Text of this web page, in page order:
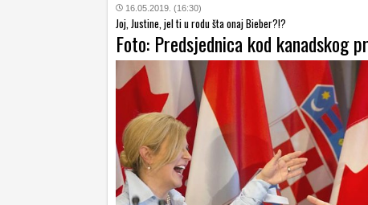
16.05.2019. (16:30)
Joj, Justine, jel ti u rodu šta onaj Bieber?!?
Foto: Predsjednica kod kanadskog